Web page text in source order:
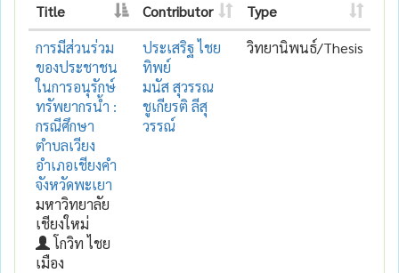
Title Contributor
Type
การมีส่วนร่วม
ของประชาชน
ในการอนุรักษ์
ทรัพยากรน้ำ :
กรณีศึกษา
ตำบลเวียง
อำเภอเชียงคำ
จังหวัดพะเยา
มหาวิทยาลัย
เชียงใหม่
โกวิท ไชย
เมือง
ประเสริฐ ไชย
ทิพย์
มนัส สุวรรณ
ชูเกียรติ ลีสุ
วรรณ์
วิทยานิพนธ์/Thesis